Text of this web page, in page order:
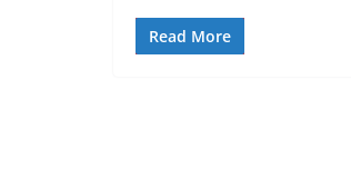
Read More